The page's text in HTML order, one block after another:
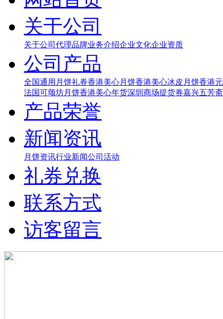
关于公司
关于公司 代理品牌业务介绍企业文化企业资质
公司产品
全国通用月饼礼券香港美心月饼香港美心冰皮月饼香港
法国可颂坊月饼香港美心年货深圳商场提货券嘉兴五芳
产品荣誉
新闻资讯
月饼资讯行业新闻公司活动
礼券兑换
联系方式
访客留言